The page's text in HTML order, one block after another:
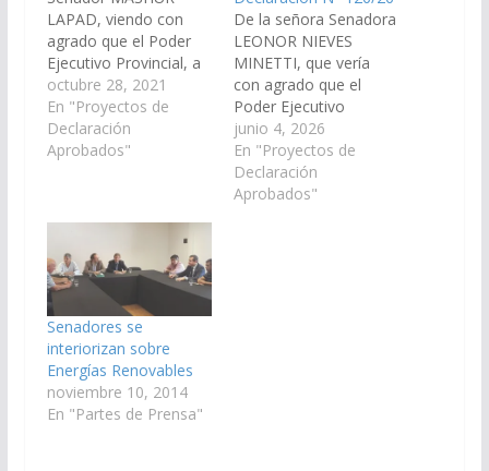
LAPAD, viendo con
agrado que el Poder
Ejecutivo Provincial, a
través de sus
organismo
competentes, junto al
Ente Regulador de los
Nacional PERMER”
Proyecto de Energías
Renovables en
Mercados Rurales,
dependiente de la
Secretaria de Energía
de…
octubre 28, 2021
En "Proyectos de
Declaración
Aprobados"
De la señora Senadora
LEONOR NIEVES
MINETTI, que vería
con agrado que el
Poder Ejecutivo
Provincial, a través del
Ente Regulador de los
Servicios públicos
(ENRESP), del
junio 4, 2026
En "Proyectos de
Declaración
Aprobados"
Senadores se
interiorizan sobre
Energías Renovables
noviembre 10, 2014
En "Partes de Prensa"